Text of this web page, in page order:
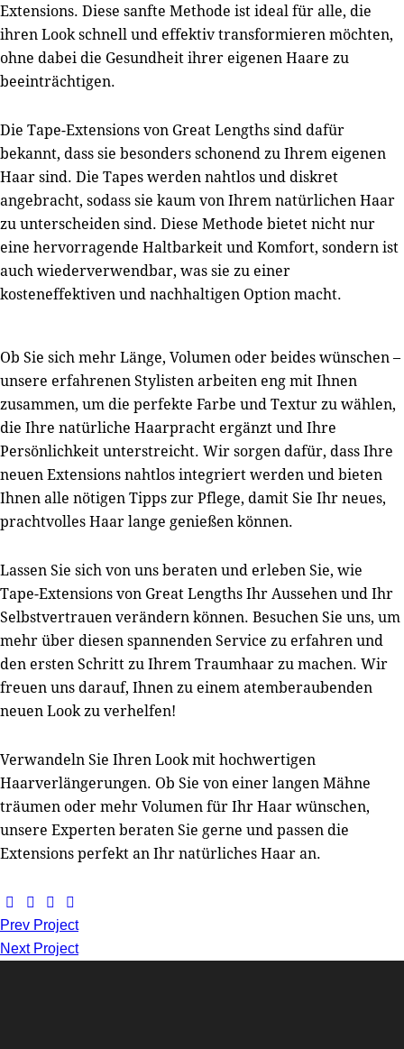
Extensions. Diese sanfte Methode ist ideal für alle, die
ihren Look schnell und effektiv transformieren möchten,
ohne dabei die Gesundheit ihrer eigenen Haare zu
beeinträchtigen.
Die Tape-Extensions von Great Lengths sind dafür
bekannt, dass sie besonders schonend zu Ihrem eigenen
Haar sind. Die Tapes werden nahtlos und diskret
angebracht, sodass sie kaum von Ihrem natürlichen Haar
zu unterscheiden sind. Diese Methode bietet nicht nur
eine hervorragende Haltbarkeit und Komfort, sondern ist
auch wiederverwendbar, was sie zu einer
kosteneffektiven und nachhaltigen Option macht.
Ob Sie sich mehr Länge, Volumen oder beides wünschen –
unsere erfahrenen Stylisten arbeiten eng mit Ihnen
zusammen, um die perfekte Farbe und Textur zu wählen,
die Ihre natürliche Haarpracht ergänzt und Ihre
Persönlichkeit unterstreicht. Wir sorgen dafür, dass Ihre
neuen Extensions nahtlos integriert werden und bieten
Ihnen alle nötigen Tipps zur Pflege, damit Sie Ihr neues,
prachtvolles Haar lange genießen können.
Lassen Sie sich von uns beraten und erleben Sie, wie
Tape-Extensions von Great Lengths Ihr Aussehen und Ihr
Selbstvertrauen verändern können. Besuchen Sie uns, um
mehr über diesen spannenden Service zu erfahren und
den ersten Schritt zu Ihrem Traumhaar zu machen. Wir
freuen uns darauf, Ihnen zu einem atemberaubenden
neuen Look zu verhelfen!
Verwandeln Sie Ihren Look mit hochwertigen
Haarverlängerungen. Ob Sie von einer langen Mähne
träumen oder mehr Volumen für Ihr Haar wünschen,
unsere Experten beraten Sie gerne und passen die
Extensions perfekt an Ihr natürliches Haar an.
Prev Project
Next Project